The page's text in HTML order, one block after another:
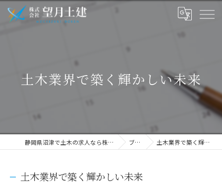
土木業界で築く輝かしい未来
静岡県沼津で土木の求人なら株式会社望月土建 ブログ 土木業界で築く輝かしい未来
土木業界で築く輝かしい未来